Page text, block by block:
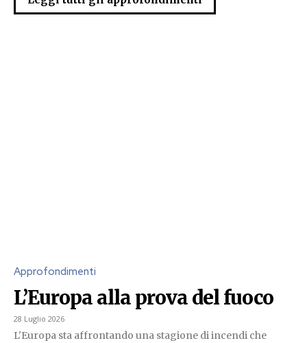
Approfondimenti
L’Europa alla prova del fuoco
28 Luglio 2026
L'Europa sta affrontando una stagione di incendi che